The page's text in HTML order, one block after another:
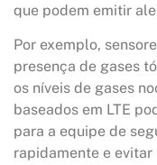
que podem emitir
Por exemplo,
presença de gases
os níveis de gases
baseados em LTE
para a equipe de
rapidamente e evitar